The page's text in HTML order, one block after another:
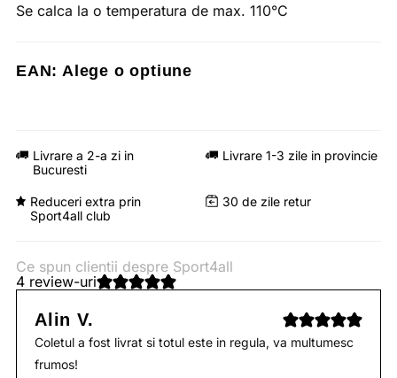
Se calca la o temperatura de max. 110°C
EAN: Alege o optiune
Livrare a 2-a zi in
Bucuresti
Livrare 1-3 zile in provincie
Reduceri extra prin
Sport4all club
30 de zile retur
Ce spun clientii despre Sport4all
4 review-uri
Alin V.
Coletul a fost livrat si totul este in regula, va multumesc
frumos!